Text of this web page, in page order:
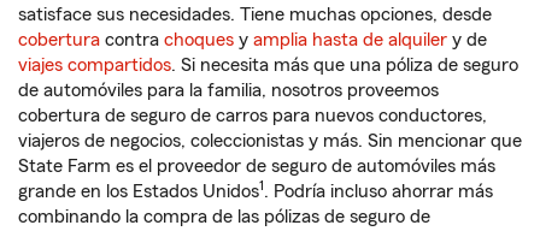
satisface sus necesidades. Tiene muchas opciones, desde
cobertura contra choques y amplia hasta de alquiler y de
viajes compartidos. Si necesita más que una póliza de seguro
de automóviles para la familia, nosotros proveemos
cobertura de seguro de carros para nuevos conductores,
viajeros de negocios, coleccionistas y más. Sin mencionar que
State Farm es el proveedor de seguro de automóviles más
grande en los Estados Unidos1. Podría incluso ahorrar más
combinando la compra de las pólizas de seguro de